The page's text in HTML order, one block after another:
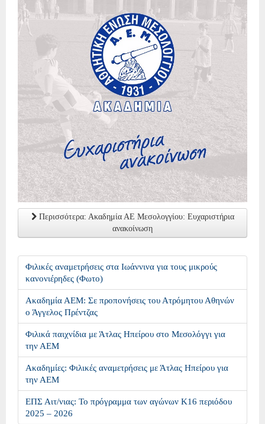
Περισσότερα: Ακαδημία ΑΕ Μεσολογγίου: Ευχαριστήρια
ανακοίνωση
Φιλικές αναμετρήσεις στα Ιωάννινα για τους μικρούς
κανονιέρηδες (Φωτο)
Ακαδημία ΑΕΜ: Σε προπονήσεις του Ατρόμητου Αθηνών
ο Άγγελος Πρέντζας
Φιλικά παιχνίδια με Άτλας Ηπείρου στο Μεσολόγγι για
την ΑΕΜ
Ακαδημίες: Φιλικές αναμετρήσεις με Άτλας Ηπείρου για
την ΑΕΜ
ΕΠΣ Αιτ/νιας: Το πρόγραμμα των αγώνων Κ16 περιόδου
2025 – 2026